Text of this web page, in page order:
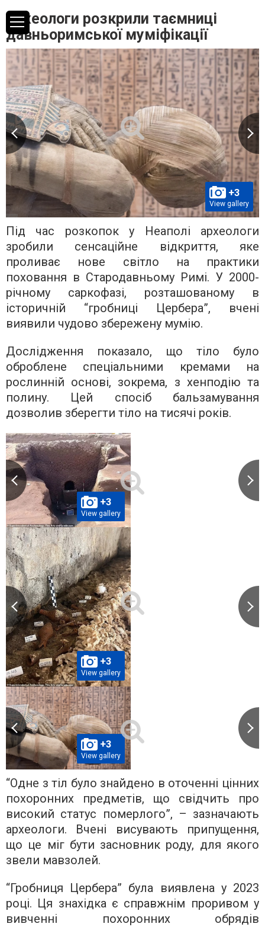
Археологи розкрили таємниці
давньоримської муміфікації
+3
View gallery
Під час розкопок у Неаполі археологи
зробили сенсаційне відкриття, яке
проливає нове світло на практики
поховання в Стародавньому Римі. У 2000-
річному саркофазі, розташованому в
історичній “гробниці Цербера”, вчені
виявили чудово збережену мумію.
Дослідження показало, що тіло було
оброблене спеціальними кремами на
рослинній основі, зокрема, з хенподію та
полину. Цей спосіб бальзамування
дозволив зберегти тіло на тисячі років.
+3
View gallery
+3
View gallery
+3
View gallery
“Одне з тіл було знайдено в оточенні цінних
похоронних предметів, що свідчить про
високий статус померлого”, – зазначають
археологи. Вчені висувають припущення,
що це міг бути засновник роду, для якого
звели мавзолей.
“Гробниця Цербера” була виявлена у 2023
році. Ця знахідка є справжнім проривом у
вивченні похоронних обрядів